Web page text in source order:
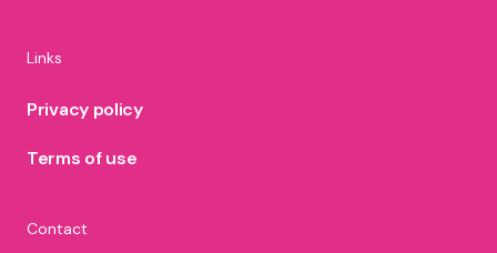
Links
Privacy policy
Terms of use
Contact